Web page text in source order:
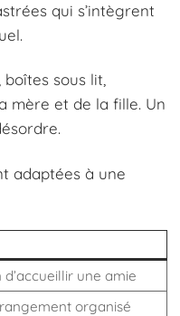
qui s’intègrent
sous lit,
mère et de la fille. Un
adaptées à une
une amie
organisé